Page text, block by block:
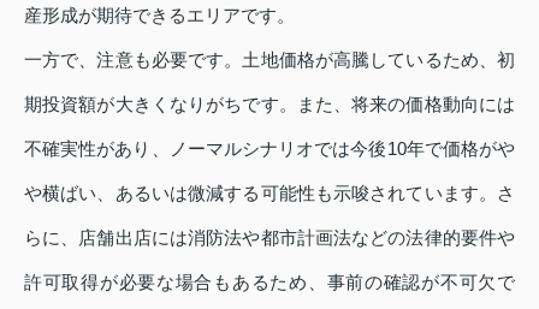
産形成が期待できるエリアです。
一方で、注意も必要です。土地価格が高騰しているため、初
期投資額が大きくなりがちです。また、将来の価格動向には
不確実性があり、ノーマルシナリオでは今後10年で価格がや
や横ばい、あるいは微減する可能性も示唆されています。さ
らに、店舗出店には消防法や都市計画法などの法律的要件や
許可取得が必要な場合もあるため、事前の確認が不可欠で